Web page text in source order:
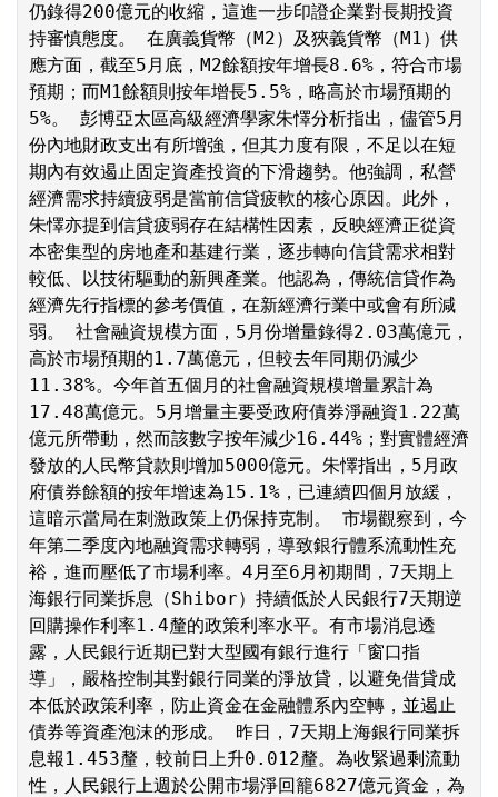
仍錄得200億元的收縮，這進一步印證企業對長期投資
持審慎態度。 在廣義貨幣（M2）及狹義貨幣（M1）供
應方面，截至5月底，M2餘額按年增長8.6%，符合市場
預期；而M1餘額則按年增長5.5%，略高於市場預期的
5%。 彭博亞太區高級經濟學家朱懌分析指出，儘管5月
份內地財政支出有所增強，但其力度有限，不足以在短
期內有效遏止固定資產投資的下滑趨勢。他強調，私營
經濟需求持續疲弱是當前信貸疲軟的核心原因。此外，
朱懌亦提到信貸疲弱存在結構性因素，反映經濟正從資
本密集型的房地產和基建行業，逐步轉向信貸需求相對
較低、以技術驅動的新興產業。他認為，傳統信貸作為
經濟先行指標的參考價值，在新經濟行業中或會有所減
弱。 社會融資規模方面，5月份增量錄得2.03萬億元，
高於市場預期的1.7萬億元，但較去年同期仍減少
11.38%。今年首五個月的社會融資規模增量累計為
17.48萬億元。5月增量主要受政府債券淨融資1.22萬
億元所帶動，然而該數字按年減少16.44%；對實體經濟
發放的人民幣貸款則增加5000億元。朱懌指出，5月政
府債券餘額的按年增速為15.1%，已連續四個月放緩，
這暗示當局在刺激政策上仍保持克制。 市場觀察到，今
年第二季度內地融資需求轉弱，導致銀行體系流動性充
裕，進而壓低了市場利率。4月至6月初期間，7天期上
海銀行同業拆息（Shibor）持續低於人民銀行7天期逆
回購操作利率1.4釐的政策利率水平。有市場消息透
露，人民銀行近期已對大型國有銀行進行「窗口指
導」，嚴格控制其對銀行同業的淨放貸，以避免借貸成
本低於政策利率，防止資金在金融體系內空轉，並遏止
債券等資產泡沫的形成。 昨日，7天期上海銀行同業拆
息報1.453釐，較前日上升0.012釐。為收緊過剩流動
性，人民銀行上週於公開市場淨回籠6827億元資金，為